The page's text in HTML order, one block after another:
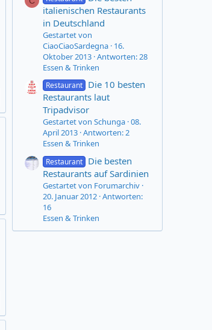
italienischen Restaurants
in Deutschland
Gestartet von
CiaoCiaoSardegna 16.
Oktober 2013 Antworten: 28
Essen & Trinken
Restaurant Die 10 besten
Restaurants laut
Tripadvisor
Gestartet von Schunga 08.
April 2013 Antworten: 2
Essen & Trinken
Restaurant Die besten
Restaurants auf Sardinien
Gestartet von Forumarchiv
20. Januar 2012 Antworten:
16
Essen & Trinken